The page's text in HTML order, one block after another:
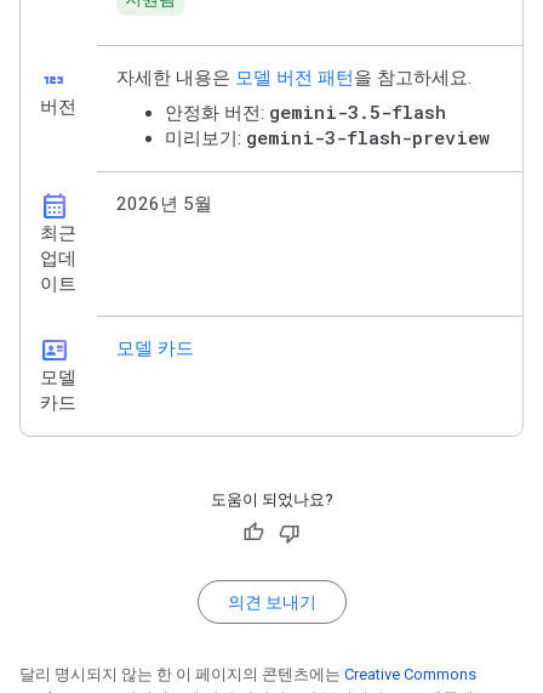
123
버전
자세한 내용은 모델 버전 패턴을 참고하세요.
안정화 버전: gemini-3.5-flash
미리보기: gemini-3-flash-preview
calendar_month
최근
업데
이트
2026년 5월
id_card
모델
카드
모델 카드
도움이 되었나요?
의견 보내기
달리 명시되지 않는 한 이 페이지의 콘텐츠에는 Creative Commons